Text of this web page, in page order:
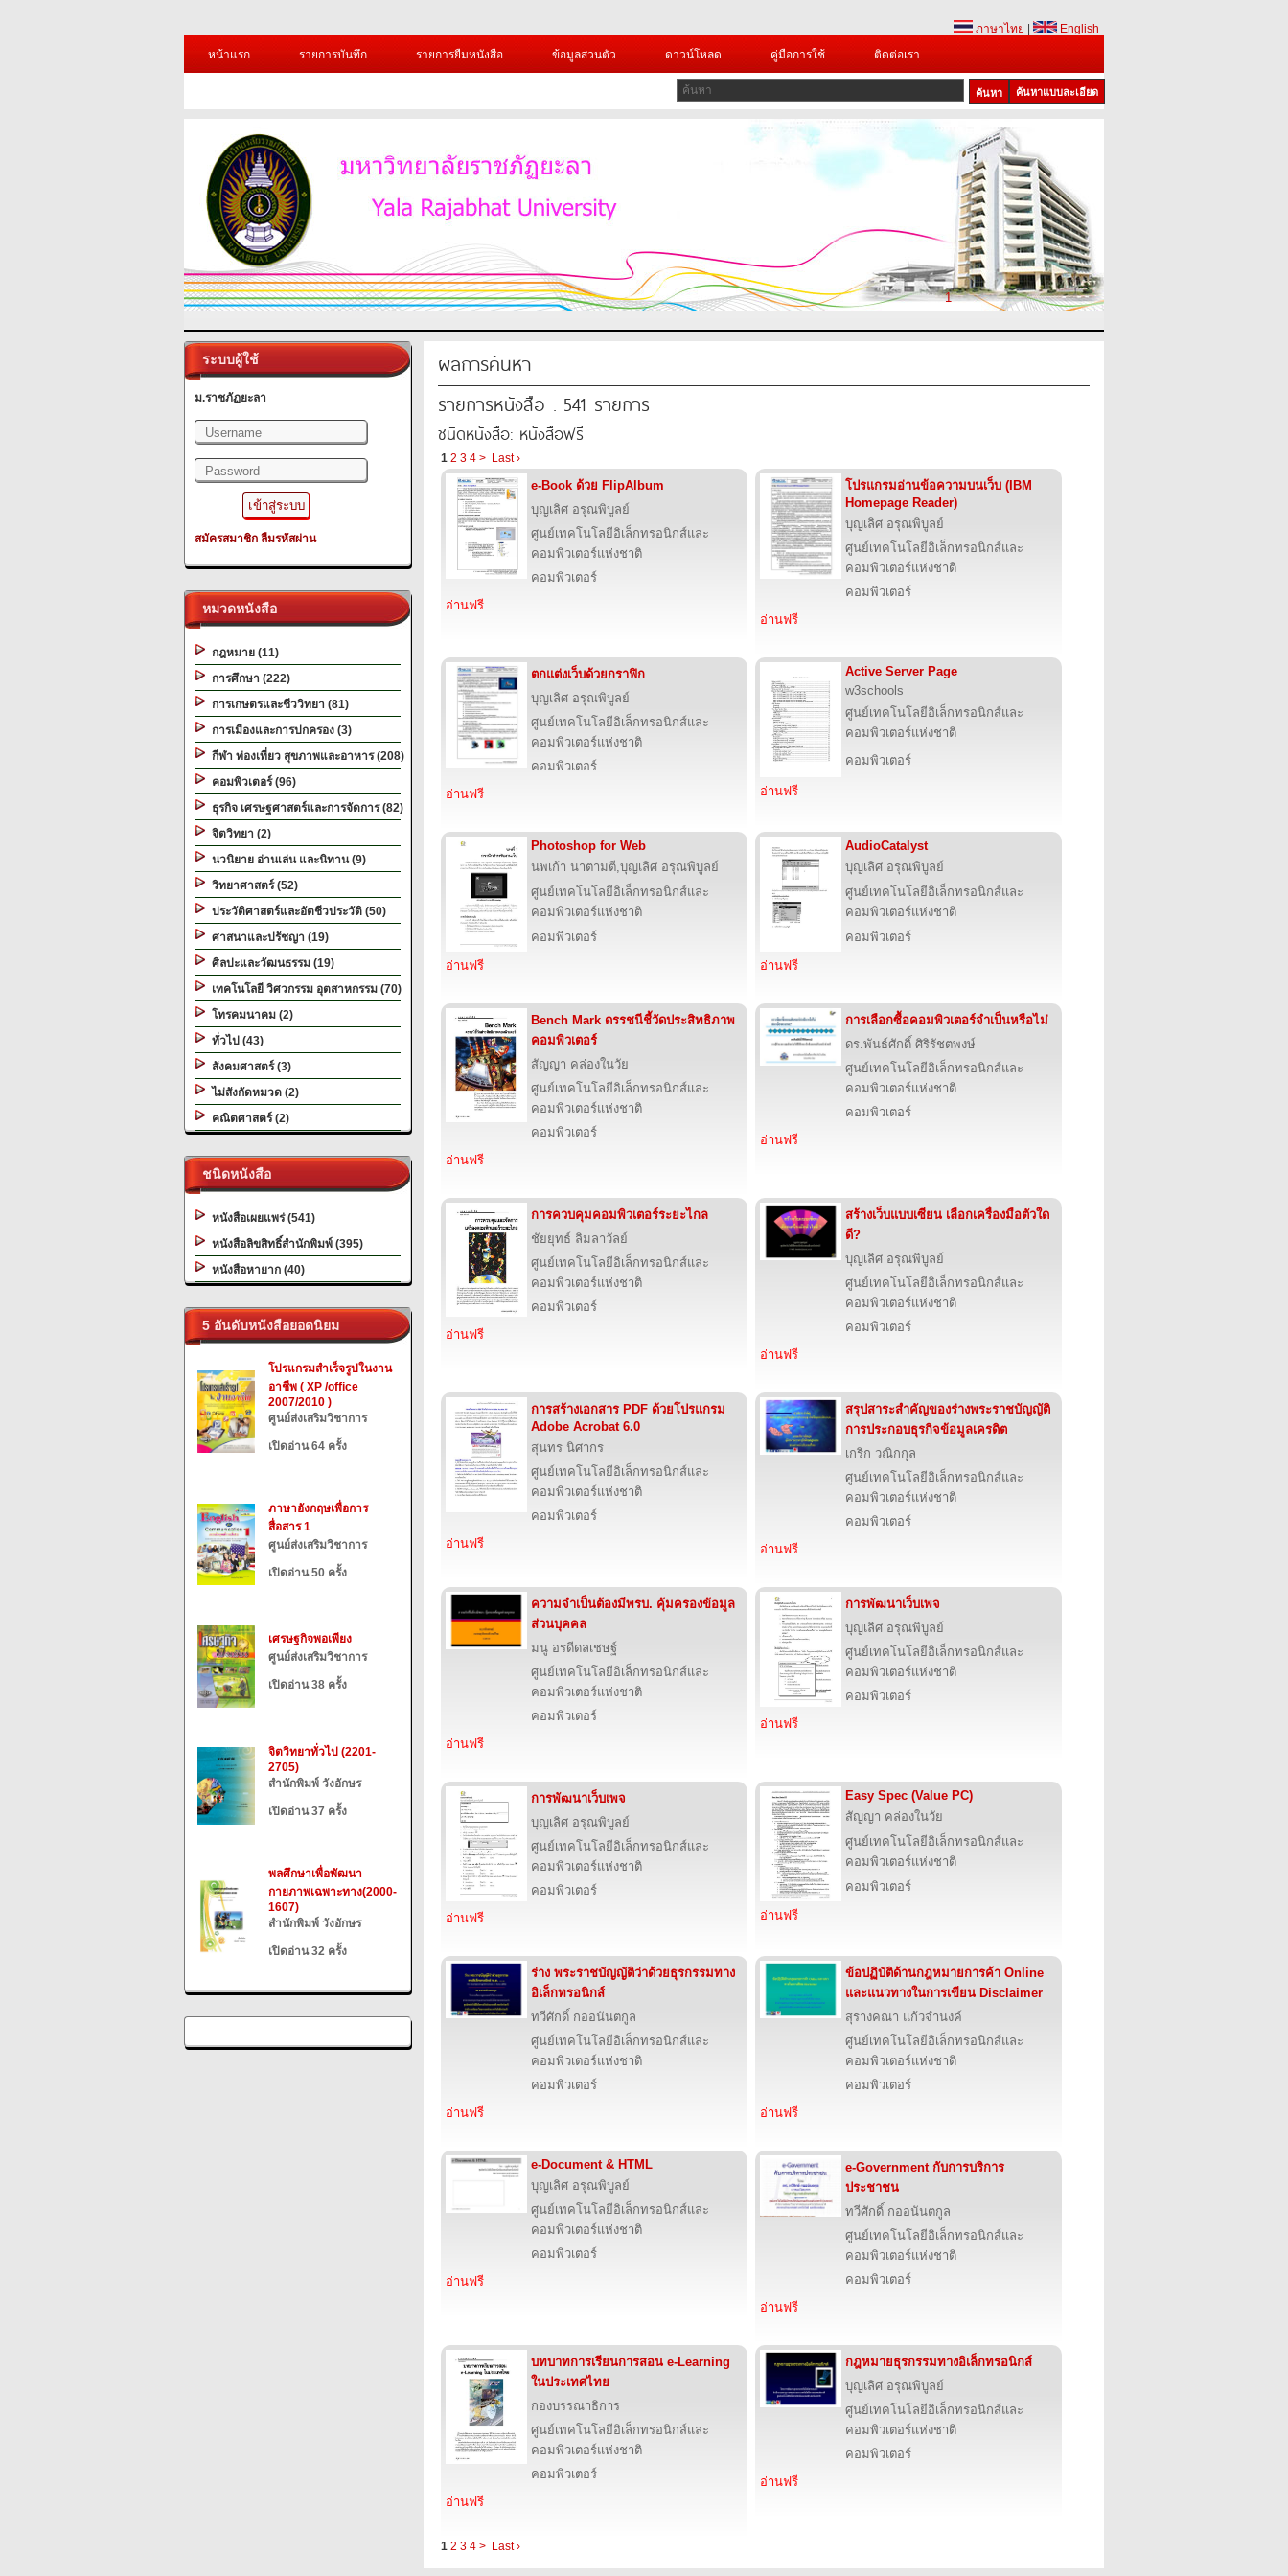
ภาษาไทย
English
หน้าแรก
รายการบันทึก รายการยืมหนังสือ ข้อมูลส่วนตัว ดาวน์โหลด คู่มือการใช้ ติดต่อเรา
ค้นหาแบบละเอียด
1
ระบบผู้ใช้
ม.ราชภัฏยะลา
สมัครสมาชิก ลืมรหัสผ่าน
หมวดหนังสือ
กฎหมาย (11)
การศึกษา (222)
การเกษตรและชีววิทยา (81)
การเมืองและการปกครอง (3)
กีฬา ท่องเที่ยว สุขภาพและอาหาร (208)
คอมพิวเตอร์ (96)
ธุรกิจ เศรษฐศาสตร์และการจัดการ (82)
จิตวิทยา (2)
นวนิยาย อ่านเล่น และนิทาน (9)
วิทยาศาสตร์ (52)
ประวัติศาสตร์และอัตชีวประวัติ (50)
ศาสนาและปรัชญา (19)
ศิลปะและวัฒนธรรม (19)
เทคโนโลยี วิศวกรรม อุตสาหกรรม (70)
โทรคมนาคม (2)
ทั่วไป (43)
สังคมศาสตร์ (3)
ไม่สังกัดหมวด (2)
คณิตศาสตร์ (2)
ชนิดหนังสือ
หนังสือเผยแพร่ (541)
หนังสือลิขสิทธิ์สำนักพิมพ์ (395)
หนังสือหายาก (40)
5 อันดับหนังสือยอดนิยม
โปรแกรมสำเร็จรูปในงาน
อาชีพ ( XP /office
2007/2010 )
ศูนย์ส่งเสริมวิชาการ
เปิดอ่าน 64 ครั้ง
ภาษาอังกฤษเพื่อการ
สื่อสาร 1
ศูนย์ส่งเสริมวิชาการ
เปิดอ่าน 50 ครั้ง
เศรษฐกิจพอเพียง
ศูนย์ส่งเสริมวิชาการ
เปิดอ่าน 38 ครั้ง
จิตวิทยาทั่วไป (2201-
2705)
สำนักพิมพ์ วังอักษร
เปิดอ่าน 37 ครั้ง
พลศึกษาเพื่อพัฒนา
กายภาพเฉพาะทาง(2000-
1607)
สำนักพิมพ์ วังอักษร
เปิดอ่าน 32 ครั้ง
ผลการค้นหา
รายการหนังสือ : 541 รายการ
ชนิดหนังสือ: หนังสือฟรี
1 2 3 4 > Last ›
e-Book ด้วย FlipAlbum
บุญเลิศ อรุณพิบูลย์
ศูนย์เทคโนโลยีอิเล็กทรอนิกส์และ
คอมพิวเตอร์แห่งชาติ
คอมพิวเตอร์
อ่านฟรี
โปรแกรมอ่านข้อความบนเว็บ (IBM
Homepage Reader)
บุญเลิศ อรุณพิบูลย์
ศูนย์เทคโนโลยีอิเล็กทรอนิกส์และ
คอมพิวเตอร์แห่งชาติ
คอมพิวเตอร์
อ่านฟรี
ตกแต่งเว็บด้วยกราฟิก
บุญเลิศ อรุณพิบูลย์
ศูนย์เทคโนโลยีอิเล็กทรอนิกส์และ
คอมพิวเตอร์แห่งชาติ
คอมพิวเตอร์
อ่านฟรี
Active Server Page
w3schools
ศูนย์เทคโนโลยีอิเล็กทรอนิกส์และ
คอมพิวเตอร์แห่งชาติ
คอมพิวเตอร์
อ่านฟรี
Photoshop for Web
นพเก้า นาตามตี,บุญเลิศ อรุณพิบูลย์
ศูนย์เทคโนโลยีอิเล็กทรอนิกส์และ
คอมพิวเตอร์แห่งชาติ
คอมพิวเตอร์
อ่านฟรี
AudioCatalyst
บุญเลิศ อรุณพิบูลย์
ศูนย์เทคโนโลยีอิเล็กทรอนิกส์และ
คอมพิวเตอร์แห่งชาติ
คอมพิวเตอร์
อ่านฟรี
Bench Mark ดรรชนีชี้วัดประสิทธิภาพ
คอมพิวเตอร์
สัญญา คล่องในวัย
ศูนย์เทคโนโลยีอิเล็กทรอนิกส์และ
คอมพิวเตอร์แห่งชาติ
คอมพิวเตอร์
อ่านฟรี
การเลือกซื้อคอมพิวเตอร์จำเป็นหรือไม่
ดร.พันธ์ศักดิ์ ศิริรัชตพงษ์
ศูนย์เทคโนโลยีอิเล็กทรอนิกส์และ
คอมพิวเตอร์แห่งชาติ
คอมพิวเตอร์
อ่านฟรี
การควบคุมคอมพิวเตอร์ระยะไกล
ชัยยุทธ์ ลิมลาวัลย์
ศูนย์เทคโนโลยีอิเล็กทรอนิกส์และ
คอมพิวเตอร์แห่งชาติ
คอมพิวเตอร์
อ่านฟรี
สร้างเว็บแบบเซียน เลือกเครื่องมือตัวใด
ดี?
บุญเลิศ อรุณพิบูลย์
ศูนย์เทคโนโลยีอิเล็กทรอนิกส์และ
คอมพิวเตอร์แห่งชาติ
คอมพิวเตอร์
อ่านฟรี
การสร้างเอกสาร PDF ด้วยโปรแกรม
Adobe Acrobat 6.0
สุนทร นิศากร
ศูนย์เทคโนโลยีอิเล็กทรอนิกส์และ
คอมพิวเตอร์แห่งชาติ
คอมพิวเตอร์
อ่านฟรี
สรุปสาระสำคัญของร่างพระราชบัญญัติ
การประกอบธุรกิจข้อมูลเครดิต
เกริก วณิกกุล
ศูนย์เทคโนโลยีอิเล็กทรอนิกส์และ
คอมพิวเตอร์แห่งชาติ
คอมพิวเตอร์
อ่านฟรี
ความจำเป็นต้องมีพรบ. คุ้มครองข้อมูล
ส่วนบุคคล
มนู อรดีดลเชษฐ์
ศูนย์เทคโนโลยีอิเล็กทรอนิกส์และ
คอมพิวเตอร์แห่งชาติ
คอมพิวเตอร์
อ่านฟรี
การพัฒนาเว็บเพจ
บุญเลิศ อรุณพิบูลย์
ศูนย์เทคโนโลยีอิเล็กทรอนิกส์และ
คอมพิวเตอร์แห่งชาติ
คอมพิวเตอร์
อ่านฟรี
การพัฒนาเว็บเพจ
บุญเลิศ อรุณพิบูลย์
ศูนย์เทคโนโลยีอิเล็กทรอนิกส์และ
คอมพิวเตอร์แห่งชาติ
คอมพิวเตอร์
อ่านฟรี
Easy Spec (Value PC)
สัญญา คล่องในวัย
ศูนย์เทคโนโลยีอิเล็กทรอนิกส์และ
คอมพิวเตอร์แห่งชาติ
คอมพิวเตอร์
อ่านฟรี
ร่าง พระราชบัญญัติว่าด้วยธุรกรรมทาง
อิเล็กทรอนิกส์
ทวีศักดิ์ กออนันตกูล
ศูนย์เทคโนโลยีอิเล็กทรอนิกส์และ
คอมพิวเตอร์แห่งชาติ
คอมพิวเตอร์
อ่านฟรี
ข้อปฏิบัติด้านกฎหมายการค้า Online
และแนวทางในการเขียน Disclaimer
สุรางคณา แก้วจำนงค์
ศูนย์เทคโนโลยีอิเล็กทรอนิกส์และ
คอมพิวเตอร์แห่งชาติ
คอมพิวเตอร์
อ่านฟรี
e-Document & HTML
บุญเลิศ อรุณพิบูลย์
ศูนย์เทคโนโลยีอิเล็กทรอนิกส์และ
คอมพิวเตอร์แห่งชาติ
คอมพิวเตอร์
อ่านฟรี
e-Government กับการบริการ
ประชาชน
ทวีศักดิ์ กออนันตกูล
ศูนย์เทคโนโลยีอิเล็กทรอนิกส์และ
คอมพิวเตอร์แห่งชาติ
คอมพิวเตอร์
อ่านฟรี
บทบาทการเรียนการสอน e-Learning
ในประเทศไทย
กองบรรณาธิการ
ศูนย์เทคโนโลยีอิเล็กทรอนิกส์และ
คอมพิวเตอร์แห่งชาติ
คอมพิวเตอร์
อ่านฟรี
กฎหมายธุรกรรมทางอิเล็กทรอนิกส์
บุญเลิศ อรุณพิบูลย์
ศูนย์เทคโนโลยีอิเล็กทรอนิกส์และ
คอมพิวเตอร์แห่งชาติ
คอมพิวเตอร์
อ่านฟรี
1 2 3 4 > Last ›